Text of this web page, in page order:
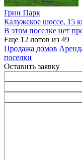
Грин Парк
Калужское шоссе, 15
В этом поселке нет
Еще 12 лотов из 49
Продажа домов
поселки
Оставить заявку